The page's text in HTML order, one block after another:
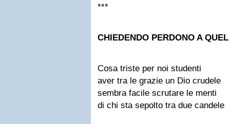
***
CHIEDENDO PERDONO A
Cosa triste per noi studenti
aver tra le grazie un Dio crudele
sembra facile scrutare le menti
di chi sta sepolto tra due candele